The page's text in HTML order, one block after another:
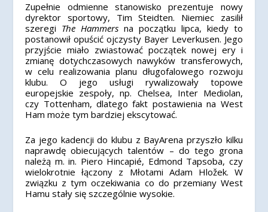
Zupełnie odmienne stanowisko prezentuje nowy
dyrektor sportowy, Tim Steidten. Niemiec zasilił
szeregi The Hammers na początku lipca, kiedy to
postanowił opuścić ojczysty Bayer Leverkusen. Jego
przyjście miało zwiastować początek nowej ery i
zmianę dotychczasowych nawyków transferowych,
w celu realizowania planu długofalowego rozwoju
klubu. O jego usługi rywalizowały topowe
europejskie zespoły, np. Chelsea, Inter Mediolan,
czy Tottenham, dlatego fakt postawienia na West
Ham może tym bardziej ekscytować.
Za jego kadencji do klubu z BayArena przyszło kilku
naprawdę obiecujących talentów – do tego grona
należą m. in. Piero Hincapié, Edmond Tapsoba, czy
wielokrotnie łączony z Młotami Adam Hložek. W
związku z tym oczekiwania co do przemiany West
Hamu stały się szczególnie wysokie.